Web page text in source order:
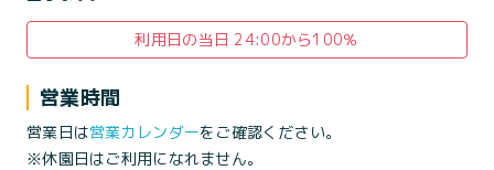
利用日の当日 24:00から100％
営業時間
営業日は営業カレンダーをご確認ください。
※休園日はご利用になれません。